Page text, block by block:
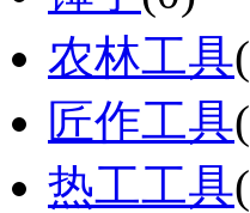
农林工具
匠作工具
热工工具